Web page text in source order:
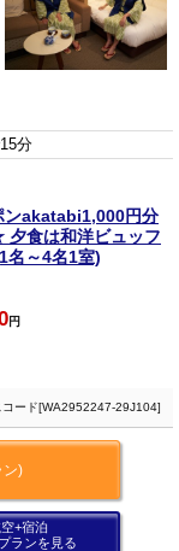
分
ンakatabi1,000円分
食は和洋ビュッフ
名～4名1室)
円
コード[WA2952247-29J104]
ン)
+宿泊
ランを見る